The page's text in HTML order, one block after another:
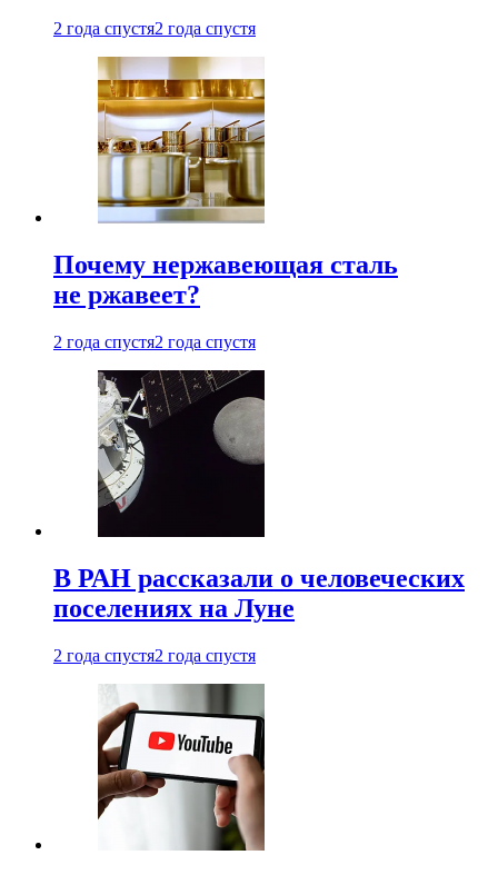
2 года спустя2 года спустя
Почему нержавеющая сталь
не ржавеет?
2 года спустя2 года спустя
В РАН рассказали о человеческих
поселениях на Луне
2 года спустя2 года спустя